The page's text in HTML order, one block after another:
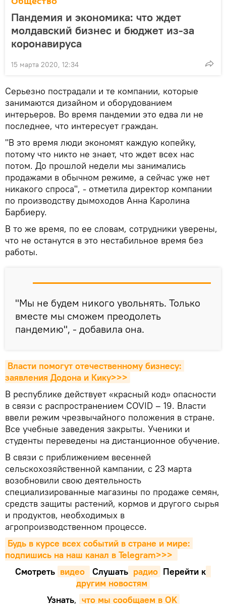
Пандемия и экономика: что ждет
молдавский бизнес и бюджет из-за
коронавируса
15 марта 2020, 12:34
Серьезно пострадали и те компании, которые
занимаются дизайном и оборудованием
интерьеров. Во время пандемии это едва ли не
последнее, что интересует граждан.
"В это время люди экономят каждую копейку,
потому что никто не знает, что ждет всех нас
потом. До прошлой недели мы занимались
продажами в обычном режиме, а сейчас уже нет
никакого спроса", - отметила директор компании
по производству дымоходов Анна Каролина
Барбиеру.
В то же время, по ее словам, сотрудники уверены,
что не останутся в это нестабильное время без
работы.
"Мы не будем никого увольнять. Только
вместе мы сможем преодолеть
пандемию", - добавила она.
Власти помогут отечественному бизнесу:
заявления Додона и Кику>>>
В республике действует «красный код» опасности
в связи с распространением COVID – 19. Власти
ввели режим чрезвычайного положения в стране.
Все учебные заведения закрыты. Ученики и
студенты переведены на дистанционное обучение.
В связи с приближением весенней
сельскохозяйственной кампании, с 23 марта
возобновили свою деятельность
специализированные магазины по продаже семян,
средств защиты растений, кормов и другого сырья
и продуктов, необходимых в
агропроизводственном процессе.
Будь в курсе всех событий в стране и мире:
подпишись на наш канал в Telegram>>>
Смотреть видео Cлушать радио Перейти к
другим новостям
Узнать, что мы сообщаем в OK